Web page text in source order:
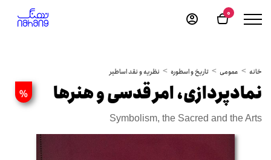
0
خانه عمومی تاریخ و اسطوره نظریه و نقد اساطیر
% نمادپردازی، امر قدسی و هنرها
Symbolism, the Sacred and the Arts